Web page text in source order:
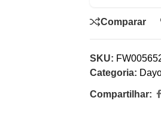
Comparar
SKU:
Categoria:
Compartilhar: